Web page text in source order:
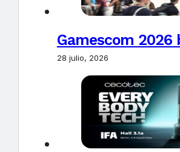
Gamescom 2026
28 julio, 2026